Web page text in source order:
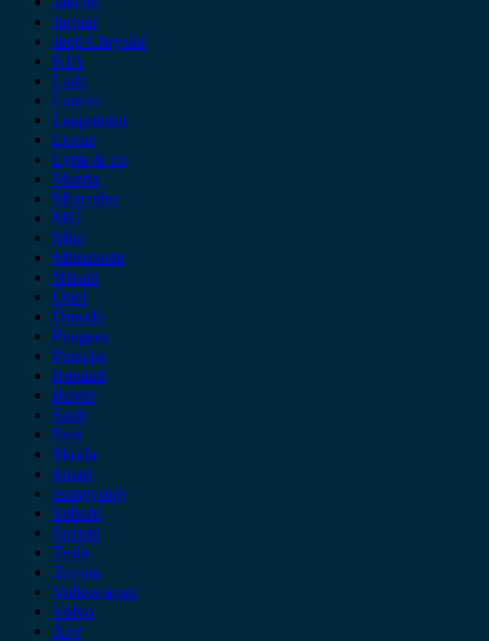
Jaguar
Jeep Chrysler
KIA
Lada
Lancia
Leapmotor
Lexus
Lynk & co
Mazda
Mercedes
MG
Mini
Mitsubishi
Nissan
Opel
Omoda
Peugeot
Porsche
Renault
Rover
Saab
Seat
Skoda
Smart
ssangyong
Subaru
Suzuki
Tesla
Toyota
Volkswagen
Volvo
Xev